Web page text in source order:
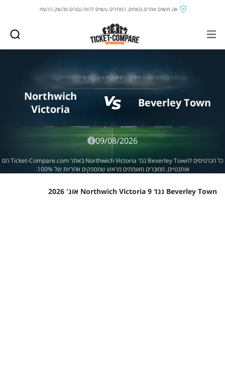
אנו משווים אתרים בטוחים, המחירים עשויים להיות גבוהים מהשוק הרשמי.
Beverley Town
Northwich
Victoria
09/08/2026
כל הכרטיסים לBeverley Town נגד Northwich Victoria באתר Ticket-Compare.com הם
אותנטיים, ממוכרים מאומתים מראש שמספקים אחריות של 100%.
Beverley Town נגד Northwich Victoria 9 אוג' 2026